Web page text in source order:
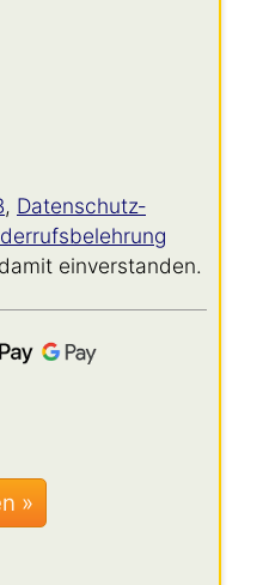
, Datenschutz­
einverstanden.